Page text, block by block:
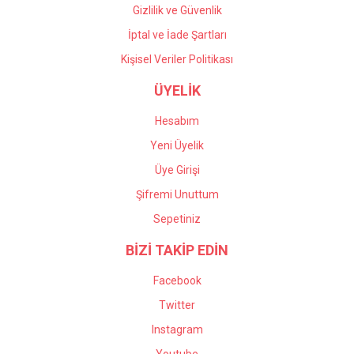
Gizlilik ve Güvenlik
İptal ve İade Şartları
Kişisel Veriler Politikası
ÜYELİK
Hesabım
Yeni Üyelik
Üye Girişi
Şifremi Unuttum
Sepetiniz
BİZİ TAKİP EDİN
Facebook
Twitter
Instagram